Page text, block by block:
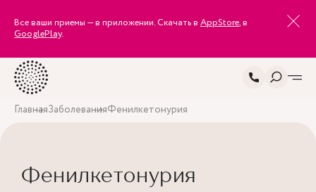
Все ваши приемы — в приложении. Скачать в AppStore, в
GooglePlay.
ГлавнаяЗаболеванияФенилкетонурия
Фенилкетонурия